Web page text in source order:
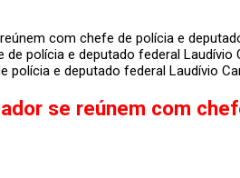
com chefe de polícia e
polícia e deputado federal Laudívio
se reúnem com